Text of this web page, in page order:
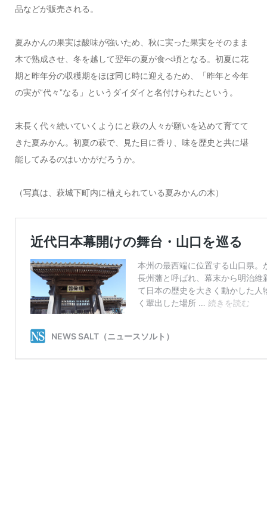
品などが販売される。
夏みかんの果実は酸味が強いため、秋に実った果実をそのまま
木で熟成させ、冬を越して翌年の夏が食べ頃となる。初夏に花
期と昨年分の収穫期をほぼ同じ時に迎えるため、「昨年と今年
の実が“代々”なる」というダイダイと名付けられたという。
末長く代々続いていくようにと萩の人々が願いを込めて育てて
きた夏みかん。初夏の萩で、見た目に香り、味を歴史と共に堪
能してみるのはいかがだろうか。
（写真は、 萩城下町内に植えられている夏みかんの木）